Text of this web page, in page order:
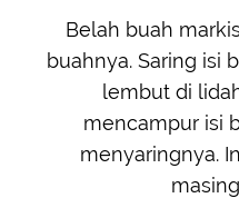
Belah buah
buahnya. Saring isi
lembut di
mencampur isi
menyaringnya.